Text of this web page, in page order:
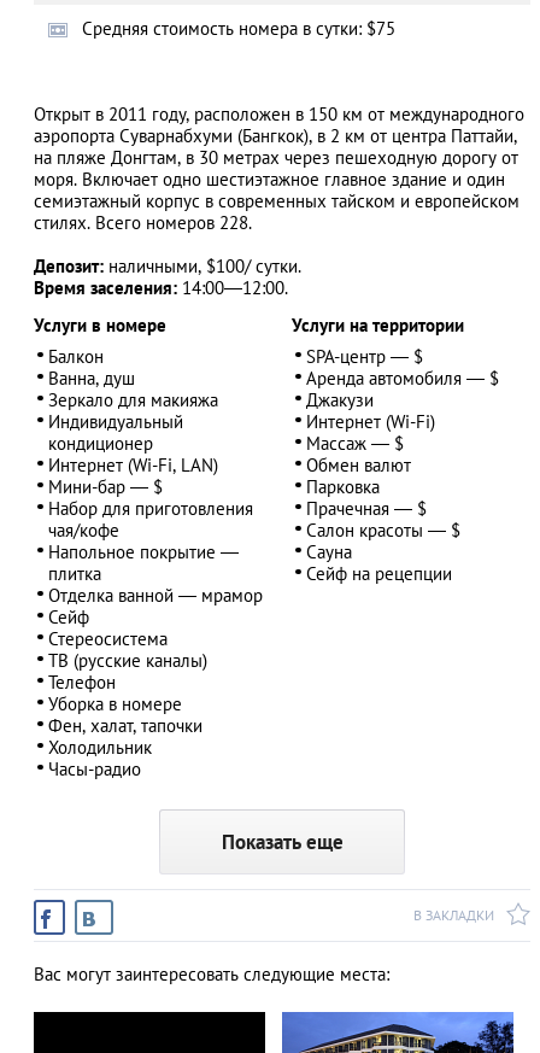
АЗАД
Cредняя стоимость номера в сутки: $75
Открыт в 2011 году, расположен в 150 км от международного
аэропорта Суварнабхуми (Бангкок), в 2 км от центра Паттайи,
на пляже Донгтам, в 30 метрах через пешеходную дорогу от
моря. Включает одно шестиэтажное главное здание и один
семиэтажный корпус в современных тайском и европейском
стилях. Всего номеров 228.
Депозит: наличными, $100/ сутки.
Время заселения: 14:00—12:00.
Услуги в номере
Балкон
Ванна, душ
Зеркало для макияжа
Индивидуальный
кондиционер
Интернет (Wi-Fi, LAN)
Мини-бар — $
Набор для приготовления
чая/кофе
Напольное покрытие —
плитка
Отделка ванной — мрамор
Сейф
Стереосистема
ТВ (русские каналы)
Телефон
Уборка в номере
Фен, халат, тапочки
Холодильник
Часы-радио
Услуги на территории
SPA-центр — $
Аренда автомобиля — $
Джакузи
Интернет (Wi-Fi)
Массаж — $
Обмен валют
Парковка
Прачечная — $
Салон красоты — $
Сауна
Сейф на рецепции
Показать еще
В ЗАКЛАДКИ
Вас могут заинтересовать следующие места: